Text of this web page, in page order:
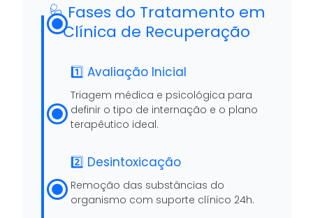
🩺 Fases do Tratamento em
Clínica de Recuperação
1️⃣ Avaliação Inicial
Triagem médica e psicológica para
definir o tipo de internação e o plano
terapêutico ideal.
2️⃣ Desintoxicação
Remoção das substâncias do
organismo com suporte clínico 24h.